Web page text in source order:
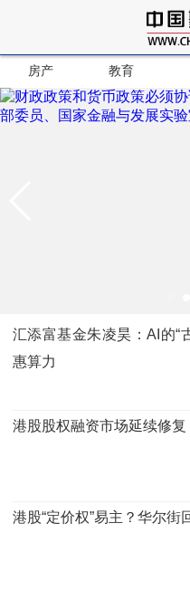
房产 教育
汇添富基金朱凌昊：AI的
惠算力
港股股权融资市场延续修
港股“定价权”易主？华尔